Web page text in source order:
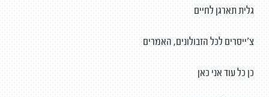
גלית תארגן לחיים
צ׳ייסרים לכל הזבולונים, האמרים
כן כל עוד אני כאן